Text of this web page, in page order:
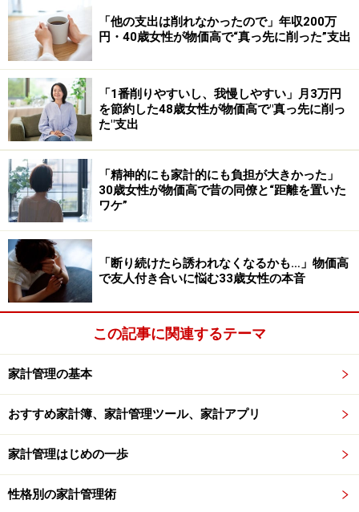
単身世帯も二人以上世帯も共通して「貯蓄しなかった」
が一番多く約3割前後を占めています。とはいえ、手取
り額の2割以上を貯蓄している割合は、単身世帯で
「30.1％」、二人以上世帯で「23.8％」ですから、3～4
世帯のうち1世帯は貯蓄に取り組んでいることがわかり
ます。
50代から先取り貯蓄を成功させるには？
50代から気持ちを引き締めて先取り貯蓄に取り組む方
へ、成功させるポイントを2つご紹介します。
●ポイント1：明確な目標・目的を持つ
先取り貯蓄そのものは銀行等で設定すればすぐに始めら
れます。今まで、貯蓄の習慣がない方にとってみれば、
貯蓄に回した分が使えないというのは窮屈に感じるかも
しれません。途中で挫折しないよう「老後、家電の買い
替えをするための貯蓄」「老後、趣味を楽しむための貯
蓄」などのように目的を明確にしましょう。そうするこ
きます。
「他の支出は削れなかったので」年収200万
円・40歳女性が物価高で“真っ先に削った”支出
「1番削りやすいし、我慢しやすい」月3万円
を節約した48歳女性が物価高で"真っ先に削っ
た"支出
「精神的にも家計的にも負担が大きかった」
30歳女性が物価高で昔の同僚と“距離を置いた
ワケ”
「断り続けたら誘われなくなるかも…」物価高
で友人付き合いに悩む33歳女性の本音
この記事に関連するテーマ
家計管理の基本
おすすめ家計簿、家計管理ツール、家計アプリ
家計管理はじめの一歩
性格別の家計管理術